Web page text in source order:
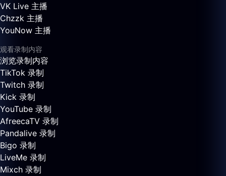
VK Live 主播
Chzzk 主播
YouNow 主播
观看录制内容
浏览录制内容
TikTok 录制
Twitch 录制
Kick 录制
YouTube 录制
AfreecaTV 录制
Pandalive 录制
Bigo 录制
LiveMe 录制
Mixch 录制